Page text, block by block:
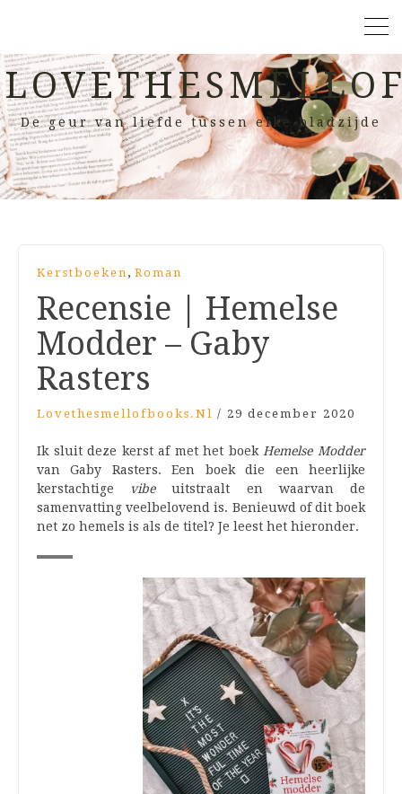
De geur van liefde tussen elke bladzijde
Kerstboeken , Roman
Recensie | Hemelse
Modder – Gaby
Rasters
Lovethesmellofbooks.nl / 29 december 2020
Ik sluit deze kerst af met het boek Hemelse Modder
van Gaby Rasters. Een boek die een heerlijke
kerstachtige
vibeuitstraalt en waarvan de
samenvatting veelbelovend is. Benieuwd of dit boek
net zo hemels is als de titel? Je leest het hieronder.